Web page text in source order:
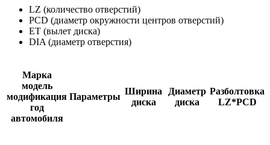
LZ (количество отверстий)
PCD (диаметр окружности центров отверстий)
ET (вылет диска)
DIA (диаметр отверстия)
Марка
модель
модификация
год
автомобиля
Параметры
Ширина
диска
Диаметр
диска
Разболтовка
LZ*PCD